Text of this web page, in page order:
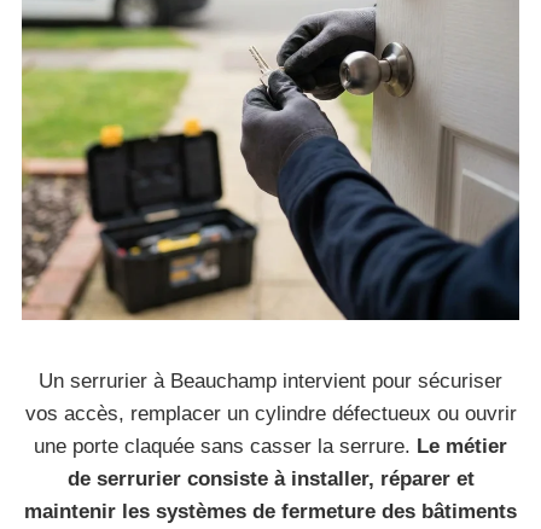
Un serrurier à Beauchamp intervient pour sécuriser
vos accès, remplacer un cylindre défectueux ou ouvrir
une porte claquée sans casser la serrure. Le métier
de serrurier consiste à installer, réparer et
maintenir les systèmes de fermeture des bâtiments